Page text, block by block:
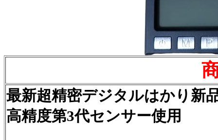
最新超精密デジタルはかり新
高精度第3代センサー使用